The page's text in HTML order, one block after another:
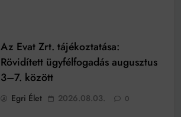
Az Evat Zrt. tájékoztatása:
Rövidített ügyfélfogadás augusztus
3–7. között
Egri Élet 2026.08.03. 0